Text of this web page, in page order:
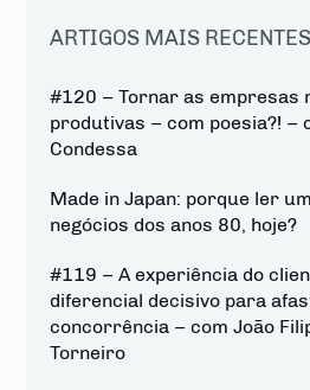
ARTIGOS MAIS RECENTES
#120 – Tornar as empresas
produtivas – com poesia?! –
Condessa
Made in Japan: porque ler
negócios dos anos 80, hoje?
#119 – A experiência do
diferencial decisivo para
concorrência – com João
Torneiro